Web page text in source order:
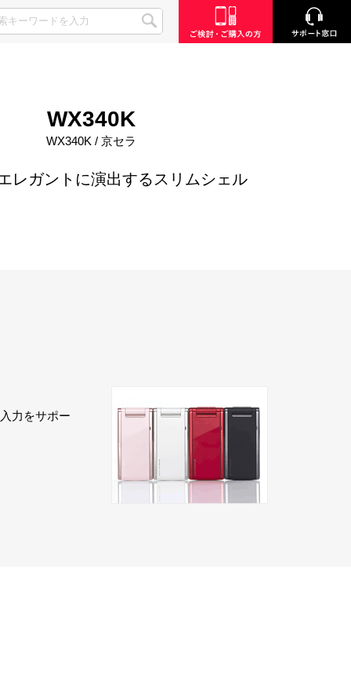
WX340K
WX340K / 京セラ
レガントに演出するスリムシェル
力をサポー